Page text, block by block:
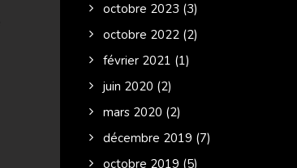
octobre 2023 (3)
octobre 2022 (2)
février 2021 (1)
juin 2020 (2)
mars 2020 (2)
décembre 2019 (7)
octobre 2019 (5)